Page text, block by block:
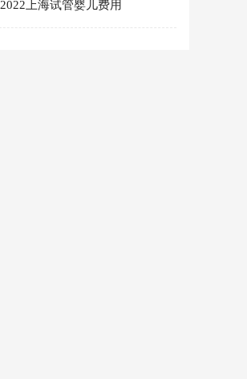
2022上海试管婴儿费用